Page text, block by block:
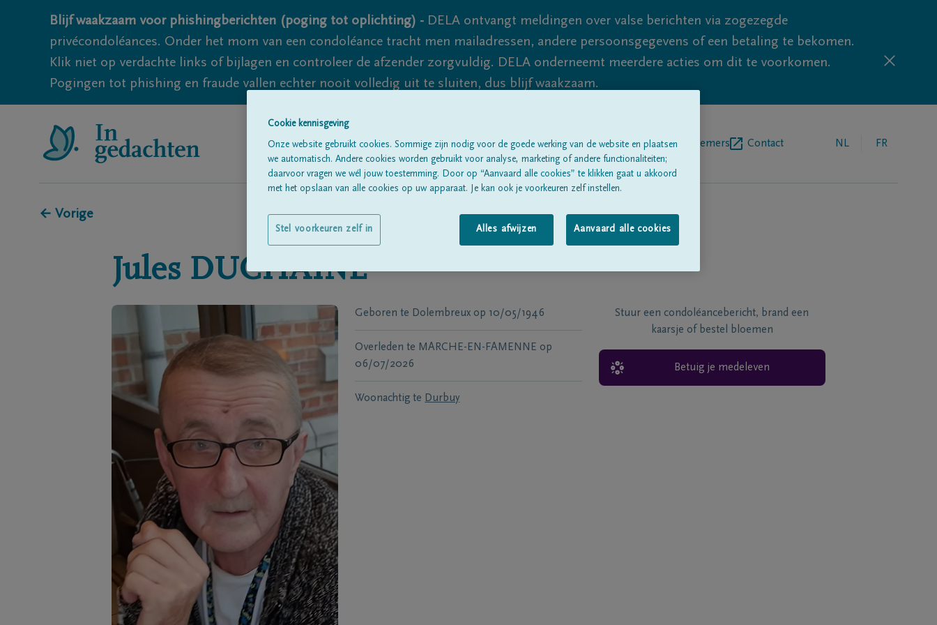
Blijf waakzaam voor phishingberichten (poging tot oplichting) - DELA ontvangt meldingen over valse berichten via zogezegde
privécondoléances. Onder het mom van een condoléance tracht men mailadressen, andere persoonsgegevens of een betaling te bekomen.
Klik niet op verdachte links of bijlagen en controleer de afzender zorgvuldig. DELA onderneemt meerdere acties om dit te voorkomen.
Pogingen tot phishing en fraude vallen echter nooit volledig uit te sluiten, dus blijf waakzaam.
Alle rouwberichtenOver onsBegrafenisondernemers Contact NL FR
← Vorige
Jules DUCHAINE
Geboren te Dolembreux op 10/05/1946
Overleden te MARCHE-EN-FAMENNE op
06/07/2026
Woonachtig te Durbuy
Stuur een condoléancebericht, brand een
kaarsje of bestel bloemen
Betuig je medeleven
Cookie kennisgeving
Onze website gebruikt cookies. Sommige zijn nodig voor de goede werking van de website en plaatsen
we automatisch. Andere cookies worden gebruikt voor analyse, marketing of andere functionaliteiten;
daarvoor vragen we wél jouw toestemming. Door op “Aanvaard alle cookies” te klikken gaat u akkoord
met het opslaan van alle cookies op uw apparaat. Je kan ook je voorkeuren zelf instellen.
Alles afwijzen Aanvaard alle cookies
Stel voorkeuren zelf in